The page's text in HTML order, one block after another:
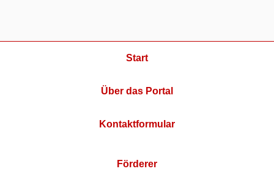
Start
Über das Portal
Kontaktformular
Förderer